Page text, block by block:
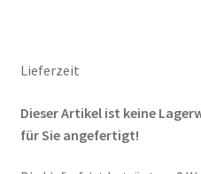
Lieferzeit
Dieser Artikel ist keine
für Sie angefertigt!